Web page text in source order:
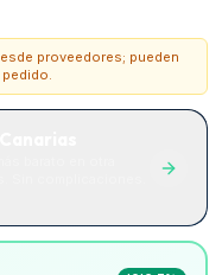
proveedores; pueden